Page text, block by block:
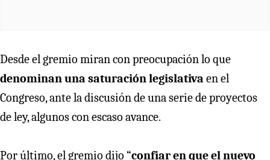
Desde el gremio miran con preocupación lo que
denominan una saturación legislativa en el
Congreso, ante la discusión de una serie de proyectos
de ley, algunos con escaso avance.
Por último, el gremio dijo “confiar en que el nuevo